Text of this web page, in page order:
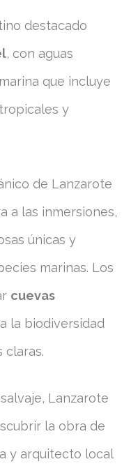
destacado
, con aguas
que incluye
y
de Lanzarote
a las inmersiones,
únicas y
marinas. Los
cuevas
la biodiversidad
claras.
Lanzarote
la obra de
y arquitecto local